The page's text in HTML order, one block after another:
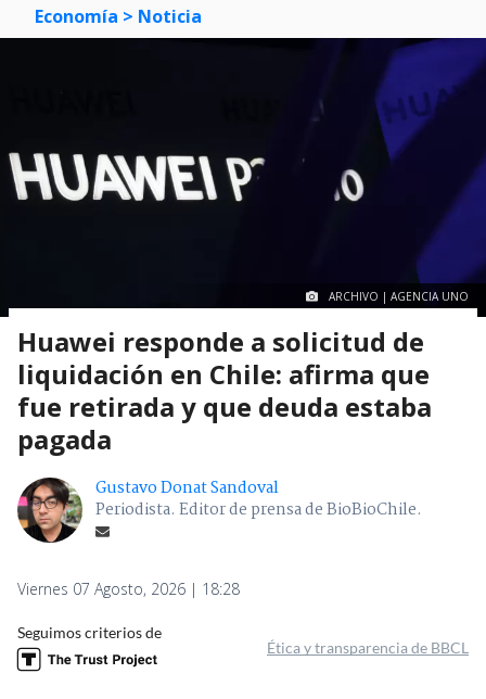
Economía > Noticia
ARCHIVO | AGENCIA UNO
Huawei responde a solicitud de
liquidación en Chile: afirma que
fue retirada y que deuda estaba
pagada
Gustavo Donat Sandoval
Periodista. Editor de prensa de BioBioChile.
Viernes 07 Agosto, 2026 | 18:28
Seguimos criterios de
Ética y transparencia de BBCL